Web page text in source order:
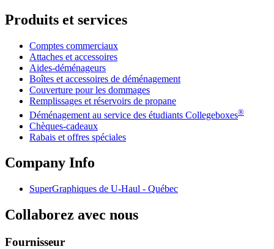
Produits et services
Comptes commerciaux
Attaches et accessoires
Aides-déménageurs
Boîtes et accessoires de déménagement
Couverture pour les dommages
Remplissages et réservoirs de propane
Déménagement au service des étudiants Collegeboxes®
Chèques-cadeaux
Rabais et offres spéciales
Company Info
SuperGraphiques de U-Haul - Québec
Collaborez avec nous
Fournisseur